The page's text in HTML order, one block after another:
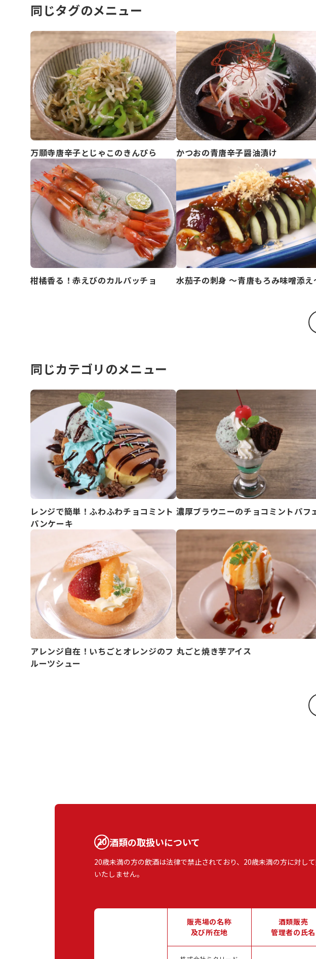
同じタグのメニュー
万願寺唐辛子とじゃこのきんぴら かつおの青唐辛子醤油漬け
柑橘香る！赤えびのカルパッチョ 水茄子の刺身 ～青唐もろみ味噌添え
同じカテゴリのメニュー
レンジで簡単！ふわふわチョコミント
パンケーキ
濃厚ブラウニーのチョコミントパフ
アレンジ自在！いちごとオレンジのフ
ルーツシュー
丸ごと焼き芋アイス
酒類の取扱いについて
20歳未満の方の飲酒は法律で禁止されており、20歳未満の方に対し
いたしません。
販売場の名称
及び所在地
酒類販売
管理者の氏名